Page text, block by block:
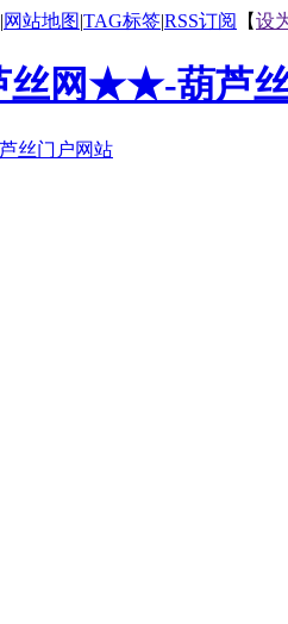
|网站地图|TAG标签|RSS订阅 【设